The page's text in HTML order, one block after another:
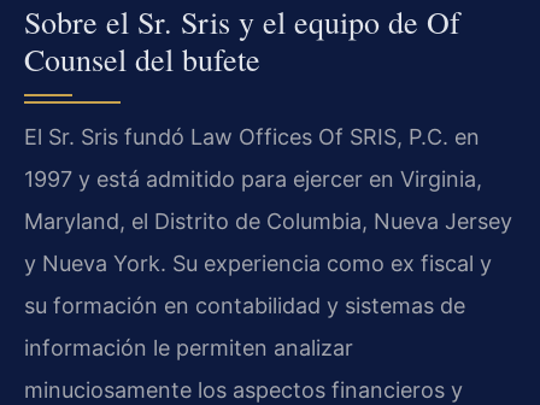
Sobre el Sr. Sris y el equipo de Of
Counsel del bufete
El Sr. Sris fundó Law Offices Of SRIS, P.C. en
1997 y está admitido para ejercer en Virginia,
Maryland, el Distrito de Columbia, Nueva Jersey
y Nueva York. Su experiencia como ex fiscal y
su formación en contabilidad y sistemas de
información le permiten analizar
minuciosamente los aspectos financieros y